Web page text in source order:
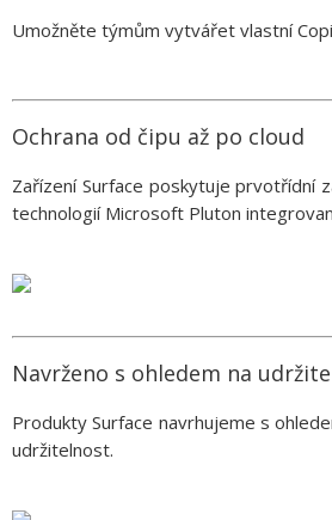
Umožněte týmům vytvářet vlastní
Ochrana od čipu až po cloud
Zařízení Surface poskytuje prvotřídní
technologií Microsoft Pluton
Navrženo s ohledem na
Produkty Surface navrhujeme s
udržitelnost.